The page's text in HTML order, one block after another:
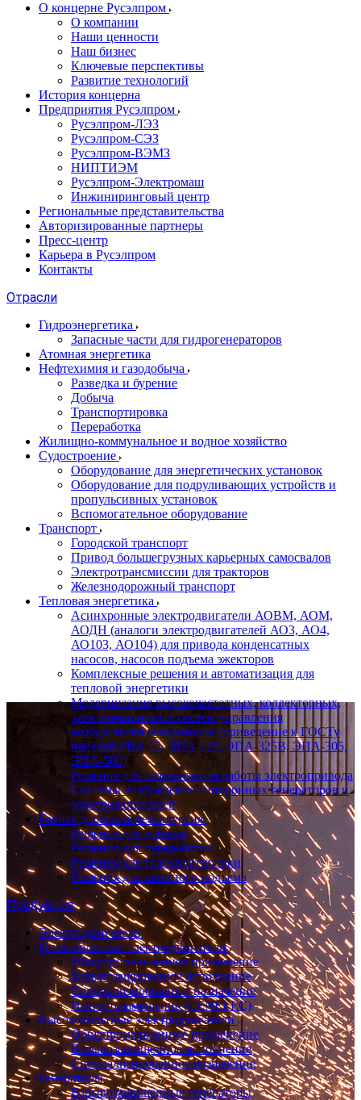
О концерне Русэлпром
О компании
Наши ценности
Наш бизнес
Ключевые перспективы
Развитие технологий
История концерна
Предприятия Русэлпром
Русэлпром-ЛЭЗ
Русэлпром-СЭЗ
Русэлпром-ВЭМЗ
НИПТИЭМ
Русэлпром-Электромаш
Инжиниринговый центр
Региональные представительства
Авторизированные партнеры
Пресс-центр
Карьера в Русэлпром
Контакты
Отрасли
Гидроэнергетика
Запасные части для гидрогенераторов
Атомная энергетика
Нефтехимия и газодобыча
Разведка и бурение
Добыча
Транспортировка
Переработка
Жилищно-коммунальное и водное хозяйство
Судостроение
Оборудование для энергетических установок
Оборудование для подруливающих устройств и
пропульсивных установок
Вспомогательное оборудование
Транспорт
Городской транспорт
Привод большегрузных карьерных самосвалов
Электротрансмиссии для тракторов
Железнодорожный транспорт
Тепловая энергетика
Асинхронные электродвигатели АОВМ, АОМ,
АОДН (аналоги электродвигателей АО3, АО4,
АО103, АО104) для привода конденсатных
насосов, насосов подъема эжекторов
Комплексные решения и автоматизация для
тепловой энергетики
Модернизация высокочастотных, коллекторных,
электромашинных систем управления
возбудителей генераторов (приведение к ГОСТу
панелей РВА-65, ЭПА-120, ЭПА-325В, ЭПА-305,
ЭПА-500)
Решения для оптимизации работы электропривода
Системы возбуждения синхронных генераторов и
электродвигателей
Горная добыча и металлургия
Решения для добычи
Решения для переработки
Решения для транспортировки
Решения для шахтного подъема
Продукция
Электродвигатели
Низковольтные электродвигатели
Общепромышленное применение
Взрывозащищенное исполнение
Специализированное назначение
Импортозамещение (CENELEC)
Высоковольтные электродвигатели
Общепромышленное применение
Взрывозащищенное исполнение
Специализированное назначение
Генераторы
Взрывозащищенные генераторы